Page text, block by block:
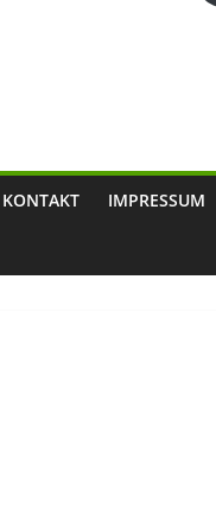
KONTAKT IMPRESSUM